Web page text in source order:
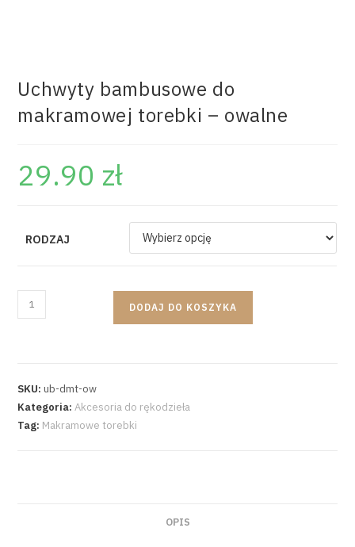
Uchwyty bambusowe do
makramowej torebki – owalne
29.90 zł
RODZAJ
DODAJ DO KOSZYKA
SKU:ub-dmt-ow
Kategoria:Akcesoria do rękodzieła
Tag: Makramowe torebki
OPIS